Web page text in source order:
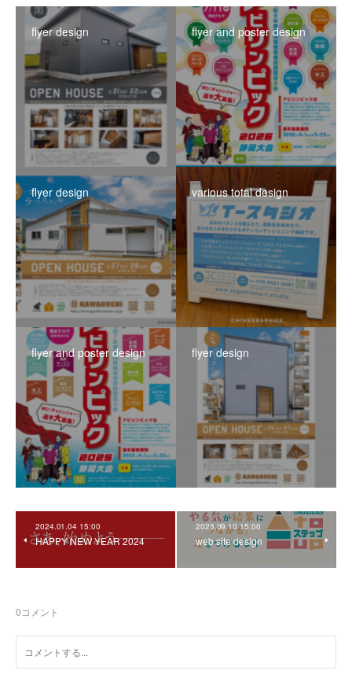
flyer design flyer and poster design
flyer design various total design
flyer and poster design flyer design
2024.01.04 15:00
HAPPY NEW YEAR 2024
2023.09.10 15:00
web site design
0コメント